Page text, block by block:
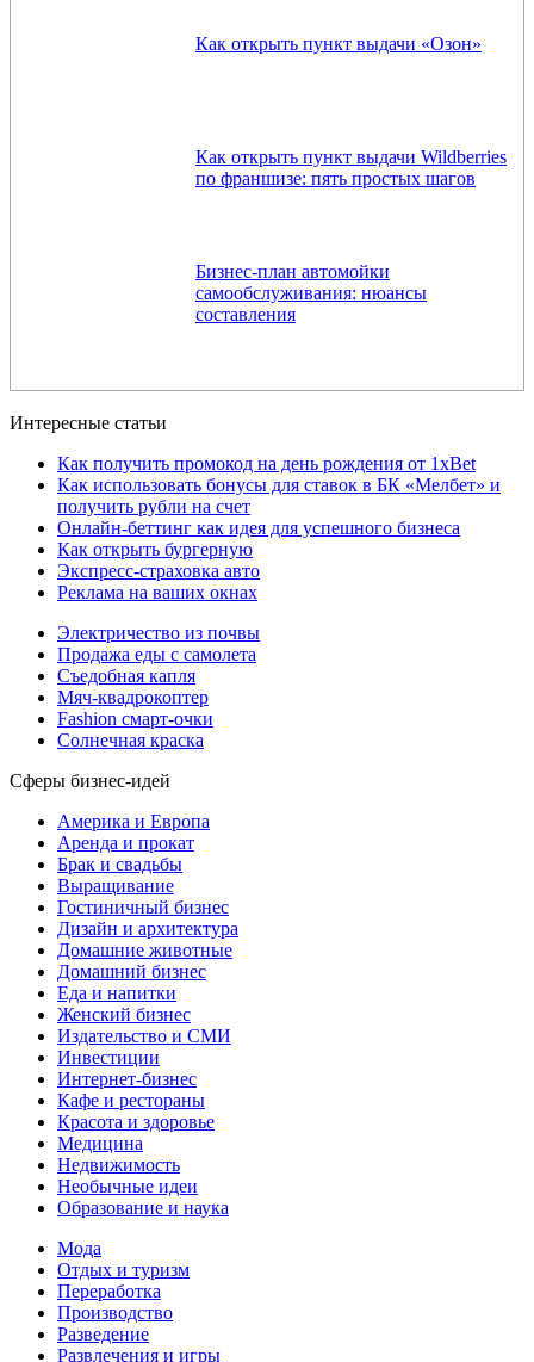
Как открыть пункт выдачи «Озон»
Как открыть пункт выдачи Wildberries
по франшизе: пять простых шагов
Бизнес-план автомойки
самообслуживания: нюансы
составления
Интересные статьи
Как получить промокод на день рождения от 1xBet
Как использовать бонусы для ставок в БК «Мелбет» и
получить рубли на счет
Онлайн-беттинг как идея для успешного бизнеса
Как открыть бургерную
Экспресс-страховка авто
Реклама на ваших окнах
Электричество из почвы
Продажа еды с самолета
Съедобная капля
Мяч-квадрокоптер
Fashion смарт-очки
Солнечная краска
Сферы бизнес-идей
Америка и Европа
Аренда и прокат
Брак и свадьбы
Выращивание
Гостиничный бизнес
Дизайн и архитектура
Домашние животные
Домашний бизнес
Еда и напитки
Женский бизнес
Издательство и СМИ
Инвестиции
Интернет-бизнес
Кафе и рестораны
Красота и здоровье
Медицина
Недвижимость
Необычные идеи
Образование и наука
Мода
Отдых и туризм
Переработка
Производство
Разведение
Развлечения и игры